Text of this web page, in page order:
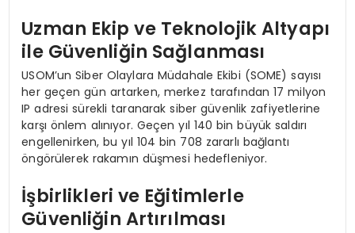
Uzman Ekip ve Teknolojik Altyapı
ile Güvenliğin Sağlanması
USOM’un Siber Olaylara Müdahale Ekibi (SOME) sayısı
her geçen gün artarken, merkez tarafından 17 milyon
IP adresi sürekli taranarak siber güvenlik zafiyetlerine
karşı önlem alınıyor. Geçen yıl 140 bin büyük saldırı
engellenirken, bu yıl 104 bin 708 zararlı bağlantı
öngörülerek rakamın düşmesi hedefleniyor.
İşbirlikleri ve Eğitimlerle
Güvenliğin Artırılması